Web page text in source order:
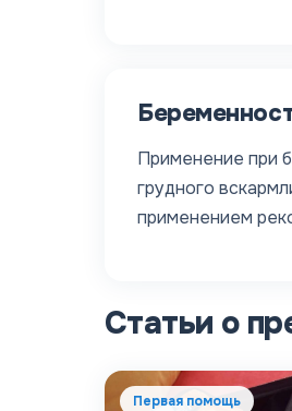
Применение при
грудного
применением
Статьи о
Первая помощь